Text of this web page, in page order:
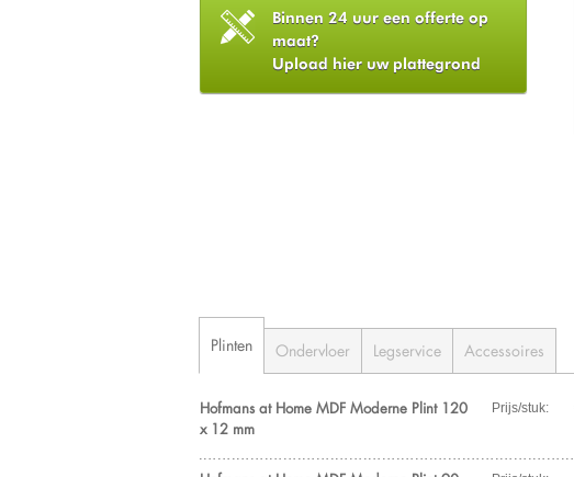
Binnen 24 uur een offerte op
maat?
Upload hier uw plattegrond
Plinten Ondervloer Legservice Accessoires
Hofmans at Home MDF Moderne Plint 120
x 12 mm
Prijs/stuk: